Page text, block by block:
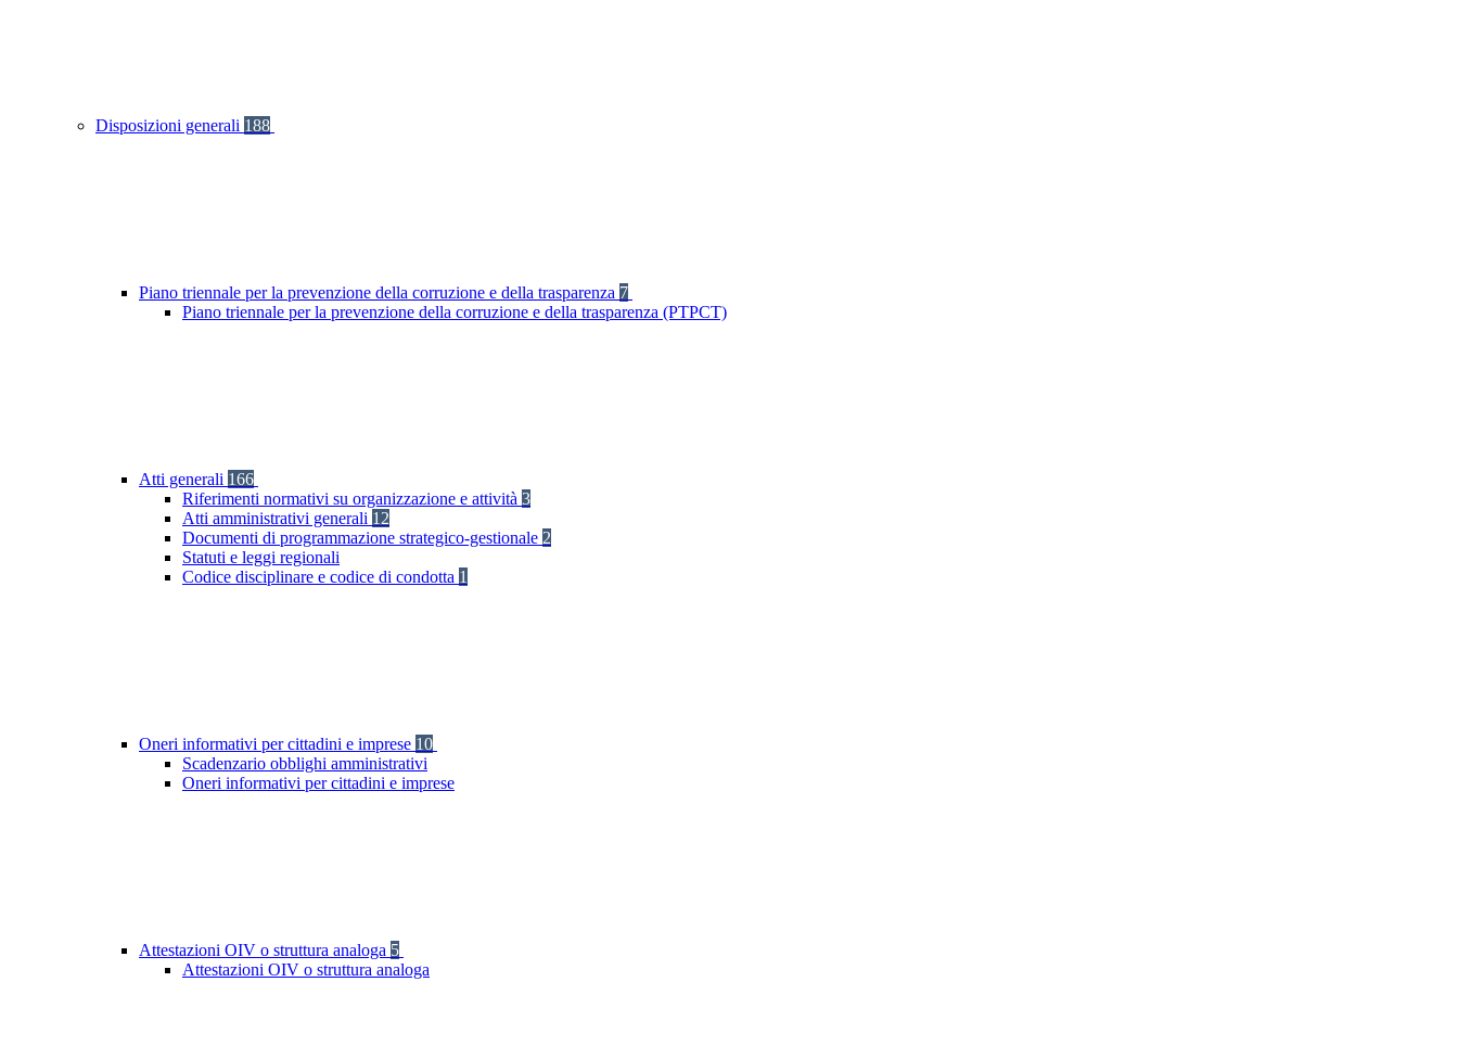
Disposizioni generali 188
Piano triennale per la prevenzione della corruzione e della trasparenza 7
Piano triennale per la prevenzione della corruzione e della trasparenza (PTPCT)
Atti generali 166
Riferimenti normativi su organizzazione e attività 3
Atti amministrativi generali 12
Documenti di programmazione strategico-gestionale 2
Statuti e leggi regionali
Codice disciplinare e codice di condotta 1
Oneri informativi per cittadini e imprese 10
Scadenzario obblighi amministrativi
Oneri informativi per cittadini e imprese
Attestazioni OIV o struttura analoga 5
Attestazioni OIV o struttura analoga